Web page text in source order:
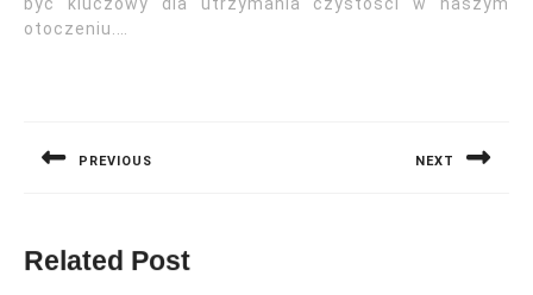
otoczeniu.…
PREVIOUS NEXT
Related Post